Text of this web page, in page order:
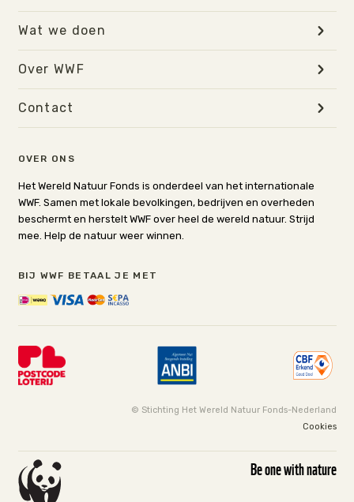
OVER ONS
Het Wereld Natuur Fonds is onderdeel van het internationale
WWF. Samen met lokale bevolkingen, bedrijven en overheden
beschermt en herstelt WWF over heel de wereld natuur. Strijd
mee. Help de natuur weer winnen.
BIJ WWF BETAAL JE MET
Wat we doen
Over WWF
Contact
© Stichting Het Wereld Natuur Fonds-Nederland
Cookies
Be one with nature